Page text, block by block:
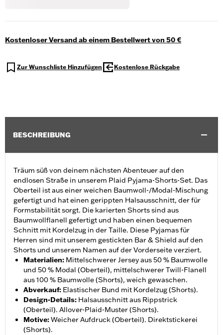
Kostenloser Versand ab einem Bestellwert von 50 €
Zur Wunschliste Hinzufügen Kostenlose Rückgabe
BESCHREIBUNG
Träum süß von deinem nächsten Abenteuer auf den
endlosen Straße in unserem Plaid Pyjama-Shorts-Set. Das
Oberteil ist aus einer weichen Baumwoll-/Modal-Mischung
gefertigt und hat einen gerippten Halsausschnitt, der für
Formstabilität sorgt. Die karierten Shorts sind aus
Baumwollflanell gefertigt und haben einen bequemen
Schnitt mit Kordelzug in der Taille. Diese Pyjamas für
Herren sind mit unserem gestickten Bar & Shield auf den
Shorts und unserem Namen auf der Vorderseite verziert.
Materialien: Mittelschwerer Jersey aus 50 % Baumwolle
und 50 % Modal (Oberteil), mittelschwerer Twill-Flanell
aus 100 % Baumwolle (Shorts), weich gewaschen.
Abverkauf: Elastischer Bund mit Kordelzug (Shorts).
Design-Details: Halsausschnitt aus Rippstrick
(Oberteil). Allover-Plaid-Muster (Shorts).
Motive:Weicher Aufdruck (Oberteil). Direktstickerei
(Shorts).